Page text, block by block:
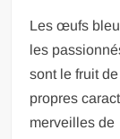
Les œufs
les
sont le fruit
propres
merveilles de